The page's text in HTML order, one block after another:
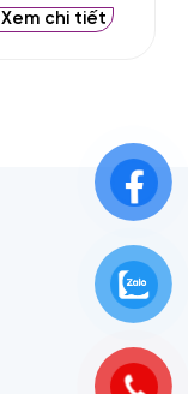
Xem chi tiết